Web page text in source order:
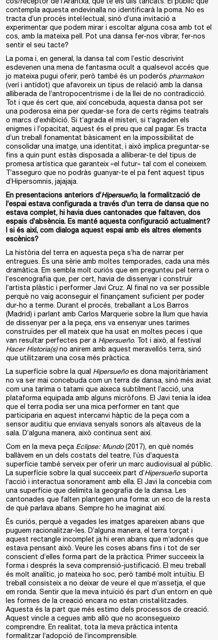
contempla aquesta endevinalla no identificarà la poma. No es
tracta d’un procés intel·lectual, sinó d’una invitació a
experimentar que podem mirar i escoltar alguna cosa amb tot el
cos, amb la mateixa pell. Pot una dansa fer-nos vibrar, fer-nos
sentir el seu tacte?
La poma i, en general, la dansa tal com l’estic descrivint
esdevenen una mena de fantasma ocult a qualsevol accés que
jo mateixa pugui oferir, però també és un poderós pharmakon
(verí i antídot) que afavoreix un tipus de relació amb la dansa
alliberada de l’antropocentrisme i de la llei de no contradicció.
Tot i que és cert que, així concebuda, aquesta dansa pot ser
una poderosa eina per quedar-se fora de certs règims teatrals
o marcs d’exhibició. Si t’agrada el misteri, si t’agraden els
enigmes i l’opacitat, aquest és el preu que cal pagar. Es tracta
d’un treball fonamentat bàsicament en la impossibilitat de
consolidar una imatge, una identitat, i això implica preguntar-se
fins a quin punt estàs disposada a alliberar-te del tipus de
promesa artística que garanteix «el futur» tal com el coneixem.
T’asseguro que no podràs guanyar-te el pa fent aquest tipus
d’Hipersomnis, jajajaja.
En presentacions anteriors d’Hipersueño, la formalització de
l’espai estava configurada a través d’un terra de dansa que no
estava complet, hi havia dues cantonades que faltaven, dos
espais d’absència. Es manté aquesta configuració actualment?
I si és així, com dialoga aquest espai amb els altres elements
escènics?
La història del terra en aquesta peça s’ha de narrar per
entregues. És una sèrie amb moltes temporades, cada una més
dramàtica. Em sembla molt curiós que em pregunteu pel terra o
l’escenografia que, per cert, havia de dissenyar i construir
l’artista plàstic i performer Javi Cruz. Al final no va ser possible
perquè no vaig aconseguir el finançament suficient per poder
dur-ho a terme. Durant el procés, treballant a Los Barros
(Madrid) i parlant amb Carlos Marquerie sobre la llum que havia
de dissenyar per a la peça, ens va ensenyar unes tarimes
construïdes per ell mateix que ha usat en moltes peces i que
van resultar perfectes per a Hipersueño. Tot i això, al festival
Hacer Historia(s)no anirem amb aquest meravellós terra, sinó
que utilitzarem una cosa més pràctica.
La superfície sobre la qual Hipersueñoes dona majoritàriament
no va ser mai concebuda com un terra de dansa, sinó més aviat
com una tarima o tatami que aixeca subtilment l’acció, una
plataforma equipada amb alguns micròfons. El Javi tenia la idea
que el terra podia ser una mica performer en tant que
participaria en aquest intercanvi hàptic de la peça com a
sensor auditiu que enviava senyals sonors als altaveus de la
sala. D’alguna manera, això continua sent així.
Com en la meva peça Eclipse: Mundo(2017), en què només
ballàvem en un dels costats del teatre, l’ús d’aquesta
superfície també serveix per oferir un marc audiovisual al públic.
La superfície sobre la qual succeeix part d’Hipersueñosuporta
l’acció i interactua sonorament amb ella. El Javi la concebia com
una superfície que delimita la geografia de la dansa. Les
cantonades que falten plantegen una forma: un eco de la resta
de què parlava abans. Sempre ho he imaginat així.
És curiós, perquè a vegades les imatges apareixen abans que
puguem racionalitzar-les. D’alguna manera, el terra torçat i
aquest rectangle incomplet ja hi eren abans que m’adonés que
estava pensant això. Veure les coses abans fins i tot de ser
conscient d’elles forma part de la pràctica. Primer succeeix la
forma i després la seva comprensió-justificació. El meu treball
és molt analític, jo mateixa ho soc, però també molt intuïtiu. El
treball consisteix a no deixar de veure el que m’assetja, el que
em ronda. Sentir que la meva intuïció és part d’un entorn en què
les formes de la creació encara no estan cristal·litzades.
Aquesta és la part que més estimo dels processos de creació.
Aquest vincle a cegues amb allò que no aconsegueixo
comprendre. En realitat, tota la meva pràctica intenta
formalitzar l’adopció de l’incomprensible.